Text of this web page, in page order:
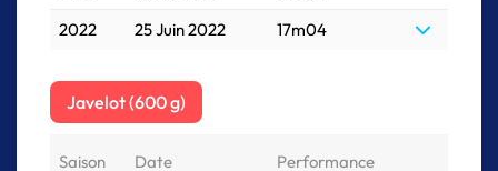
2022
25 Juin 2022 17m04
Javelot (600 g)
Saison Date Performance